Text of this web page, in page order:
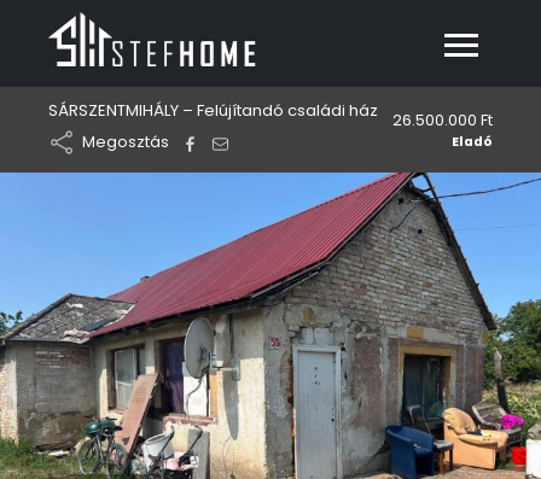
SÁRSZENTMIHÁLY – Felújítandó családi ház
Megosztás
26.500.000 Ft
Eladó